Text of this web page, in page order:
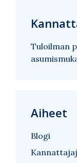
Tuloilman
Aiheet
Blogi